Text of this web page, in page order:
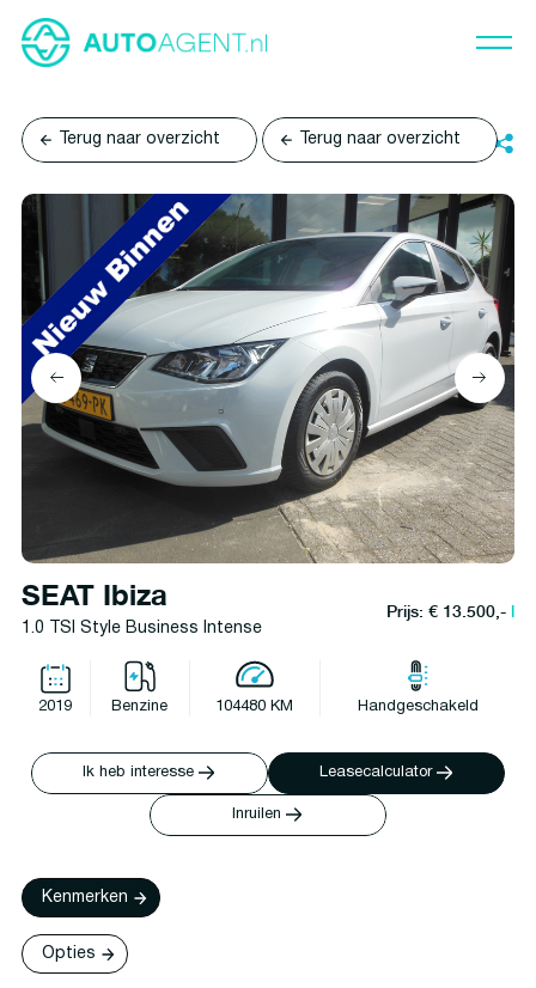
Terug naar overzicht Terug naar overzicht
SEAT Ibiza
1.0 TSI Style Business Intense
Prijs: € 13.500,-l
2019 Benzine 104480 KM Handgeschakeld
Ik heb interesse Leasecalculator
Inruilen
Kenmerken
Opties